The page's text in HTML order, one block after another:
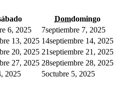
Domdomingo
6, 2025 7septiembre 7, 2025
13, 2025 14septiembre 14, 2025
20, 2025 21septiembre 21, 2025
27, 2025 28septiembre 28, 2025
2025 5octubre 5, 2025